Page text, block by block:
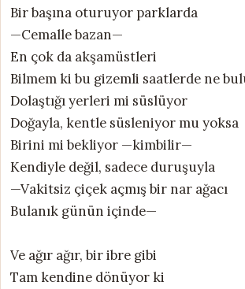
Bir başına oturuyor parklarda
—Cemalle bazan—
En çok da akşamüstleri
Bilmem ki bu gizemli saatlerde ne
Dolaştığı yerleri mi süslüyor
Doğayla, kentle süsleniyor mu yoksa
Birini mi bekliyor —kimbilir—
Kendiyle değil, sadece duruşuyla
—Vakitsiz çiçek açmış bir nar ağacı
Bulanık günün içinde—
Ve ağır ağır, bir ibre gibi
Tam kendine dönüyor ki